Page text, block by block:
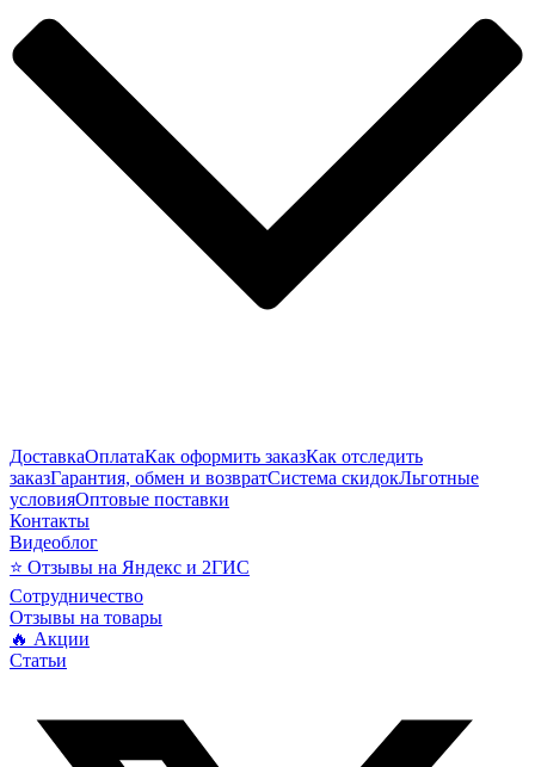
ДоставкаОплатаКак оформить заказКак отследить
заказГарантия, обмен и возвратСистема скидокЛьготные
условияОптовые поставки
Контакты
Видеоблог
⭐ Отзывы на Яндекс и 2ГИС
Сотрудничество
Отзывы на товары
🔥 Акции
Статьи